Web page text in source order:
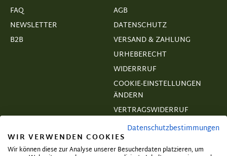
FAQ
NEWSLETTER
B2B
AGB
DATENSCHUTZ
VERSAND & ZAHLUNG
URHEBERECHT
WIDERRRUF
COOKIE-EINSTELLUNGEN
ÄNDERN
VERTRAGSWIDERRUF
Datenschutzbestimmungen
WIR VERWENDEN COOKIES
Wir können diese zur Analyse unserer Besucherdaten platzieren, um